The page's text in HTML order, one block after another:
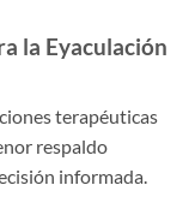
la Eyaculación
terapéuticas
respaldo
informada.